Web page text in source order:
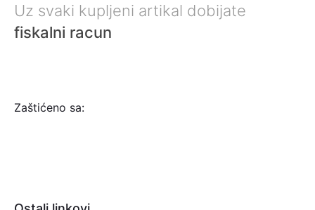
Uz svaki kupljeni artikal dobijate
fiskalni racun
Zaštićeno sa: